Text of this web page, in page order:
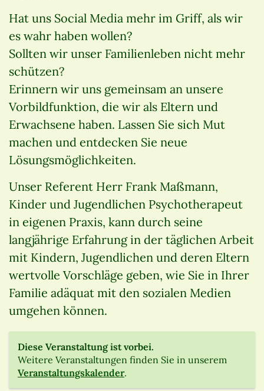
Hat uns Social Media mehr im Griff, als wir
es wahr haben wollen?
Sollten wir unser Familienleben nicht mehr
schützen?
Erinnern wir uns gemeinsam an unsere
Vorbildfunktion, die wir als Eltern und
Erwachsene haben. Lassen Sie sich Mut
machen und entdecken Sie neue
Lösungsmöglichkeiten.
Unser Referent Herr Frank Maßmann,
Kinder und Jugendlichen Psychotherapeut
in eigenen Praxis, kann durch seine
langjährige Erfahrung in der täglichen Arbeit
mit Kindern, Jugendlichen und deren Eltern
wertvolle Vorschläge geben, wie Sie in Ihrer
Familie adäquat mit den sozialen Medien
umgehen können.
Diese Veranstaltung ist vorbei.
Weitere Veranstaltungen finden Sie in unserem
Veranstaltungskalender.